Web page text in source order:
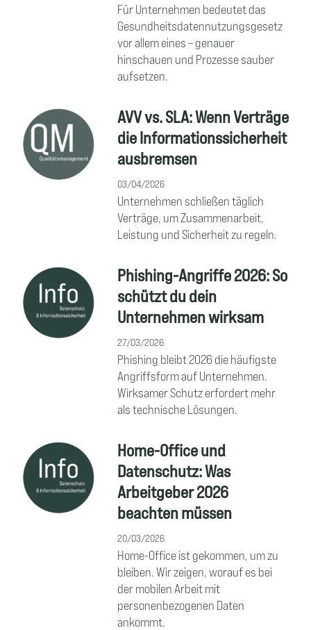
Für Unternehmen bedeutet das
Gesundheitsdatennutzungsgesetz
vor allem eines – genauer
hinschauen und Prozesse sauber
aufsetzen.
AVV vs. SLA: Wenn Verträge
die Informationssicherheit
ausbremsen
03/04/2026
Unternehmen schließen täglich
Verträge, um Zusammenarbeit,
Leistung und Sicherheit zu regeln.
Phishing-Angriffe 2026: So
schützt du dein
Unternehmen wirksam
27/03/2026
Phishing bleibt 2026 die häufigste
Angriffsform auf Unternehmen.
Wirksamer Schutz erfordert mehr
als technische Lösungen.
Home-Office und
Datenschutz: Was
Arbeitgeber 2026
beachten müssen
20/03/2026
Home-Office ist gekommen, um zu
bleiben. Wir zeigen, worauf es bei
der mobilen Arbeit mit
personenbezogenen Daten
ankommt.